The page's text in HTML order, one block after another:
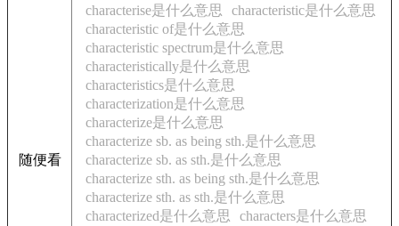
随便看
characterise是什么意思
characteristic是什么意思
characteristic of是什么意思
characteristic spectrum是什么意思
characteristically是什么意思
characteristics是什么意思
characterization是什么意思
characterize是什么意思
characterize sb. as being sth.是什么意思
characterize sb. as sth.是什么意思
characterize sth. as being sth.是什么意思
characterize sth. as sth.是什么意思
characterized是什么意思
characters是什么意思